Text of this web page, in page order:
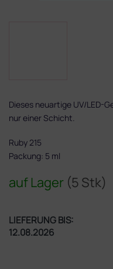
auf Lager (5 Stk)
LIEFERUNG BIS:
12.08.2026
Dieses neuartige UV/LED-
nur einer Schicht.
Ruby 215
Packung: 5 ml